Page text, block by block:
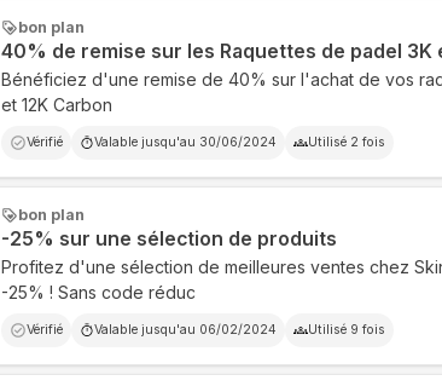
bon plan
40% de remise sur les Raquettes de padel 3K
Bénéficiez d'une remise de 40% sur l'achat de vos
et 12K Carbon
Vérifié Valable jusqu'au 30/06/2024 Utilisé 2 fois
bon plan
-25% sur une sélection de produits
Profitez d'une sélection de meilleures ventes chez
-25% ! Sans code réduc
Vérifié Valable jusqu'au 06/02/2024 Utilisé 9 fois